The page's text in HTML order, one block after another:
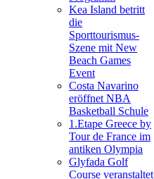
Kea Island betritt
die
Sporttourismus-
Szene mit New
Beach Games
Event
Costa Navarino
eröffnet NBA
Basketball Schule
1.Etape Greece by
Tour de France im
antiken Olympia
Glyfada Golf
Course veranstaltet